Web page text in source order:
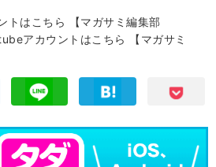
トはこちら
【マガサミ編集部
アカウントはこちら
【マガサミ